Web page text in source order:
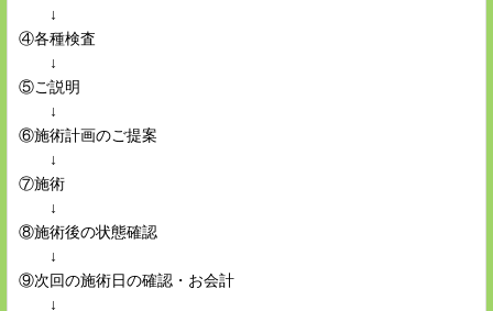
↓
④各種検査
↓
⑤ご説明
↓
⑥施術計画のご提案
↓
⑦施術
↓
⑧施術後の状態確認
↓
⑨次回の施術日の確認・お会計
↓